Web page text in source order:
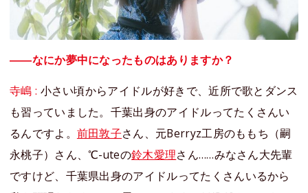
――なにか夢中になったものはありますか？
寺嶋 : 小さい頃からアイドルが好きで、近所で歌とダンス
も習っていました。千葉出身のアイドルってたくさんい
るんですよ。 前田敦子さん、元Berryz工房のももち（嗣
永桃子）さん、℃-uteの鈴木愛理さん……みなさん大先輩
ですけど、千葉県出身のアイドルってたくさんいるから